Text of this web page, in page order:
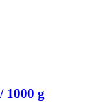
1000 g